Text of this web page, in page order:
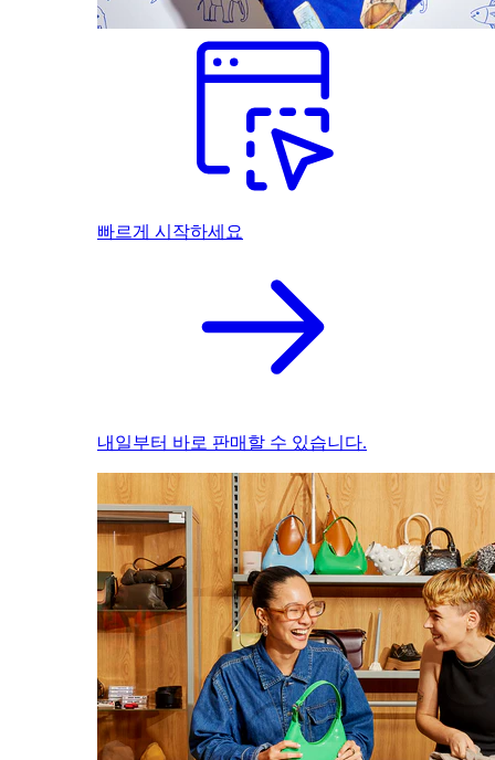
빠르게 시작하세요
내일부터 바로 판매할 수 있습니다.